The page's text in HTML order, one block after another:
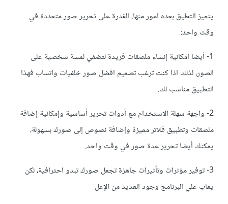
يتميز التطيق بعده امور منها، القدرة على تحرير صور متعددة في
وقت واحد:
1- أيضا امكانية إنشاء ملصقات فريدة لتضفي لمسة شخصية على
الصور، لذلك اذا كنت ترغب تصميم افضل صور خلفيات واتساب فهذا
التطبيق مناسب لك.
2- واجهة سهلة الاستخدام مع أدوات تحرير أساسية وإمكانية إضافة
ملصقات وتطبيق فلاتر مميزة وإضافة نصوص إلى صورك بسهولة،
يمكنك أيضا تحرير عدة صور في وقت واحد.
3- توفير مؤثرات وتأثيرات جاهزة تجعل صورك تبدو احترافية، لكن
يعاب علي البرنامج وجود العديد من الإعل